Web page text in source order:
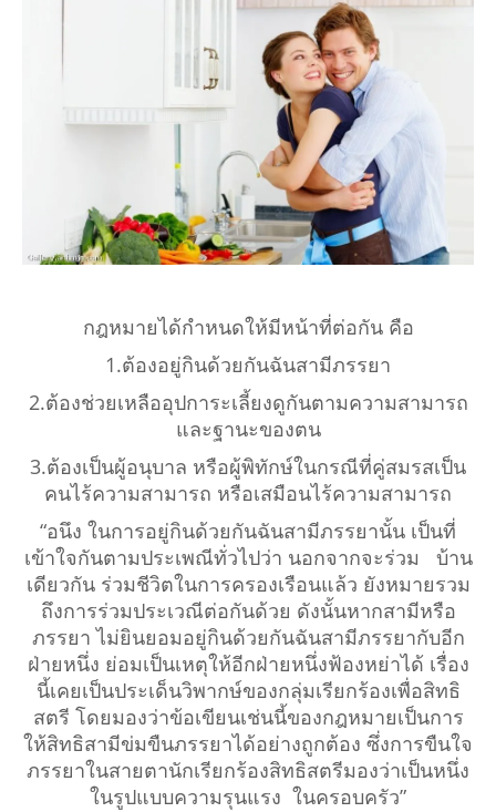
กฎหมายได้กำหนดให้มีหน้าที่ต่อกัน คือ
1.ต้องอยู่กินด้วยกันฉันสามีภรรยา
2.ต้องช่วยเหลืออุปการะเลี้ยงดูกันตามความสามารถ
และฐานะของตน
3.ต้องเป็นผู้อนุบาล หรือผู้พิทักษ์ในกรณีที่คู่สมรสเป็น
คนไร้ความสามารถ หรือเสมือนไร้ความสามารถ
“อนึง ในการอยู่กินด้วยกันฉันสามีภรรยานั้น เป็นที่
เข้าใจกันตามประเพณีทั่วไปว่า นอกจากจะร่วม บ้าน
เดียวกัน ร่วมชีวิตในการครองเรือนแล้ว ยังหมายรวม
ถึงการร่วมประเวณีต่อกันด้วย ดังนั้นหากสามีหรือ
ภรรยา ไม่ยินยอมอยู่กินด้วยกันฉันสามีภรรยากับอีก
ฝ่ายหนึ่ง ย่อมเป็นเหตุให้อีกฝ่ายหนึ่งฟ้องหย่าได้ เรื่อง
นี้เคยเป็นประเด็นวิพากษ์ของกลุ่มเรียกร้องเพื่อสิทธิ
สตรี โดยมองว่าข้อเขียนเช่นนี้ของกฎหมายเป็นการ
ให้สิทธิสามีข่มขืนภรรยาได้อย่างถูกต้อง ซึ่งการขืนใจ
ภรรยาในสายตานักเรียกร้องสิทธิสตรีมองว่าเป็นหนึ่ง
ในรูปแบบความรุนแรง ในครอบครัว”